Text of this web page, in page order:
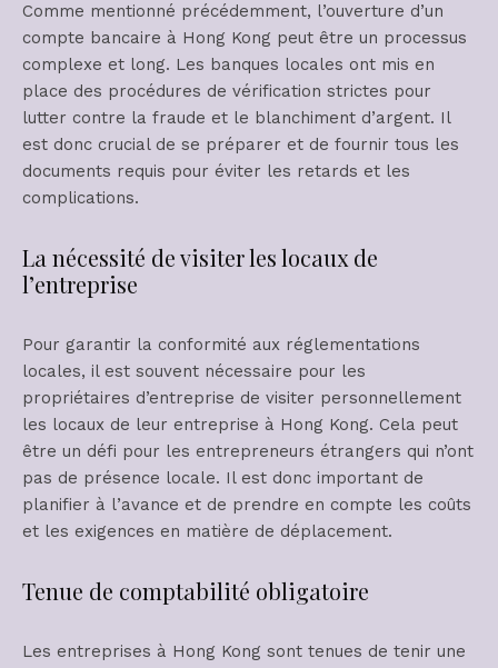
Comme mentionné précédemment, l’ouverture d’un
compte bancaire à Hong Kong peut être un processus
complexe et long. Les banques locales ont mis en
place des procédures de vérification strictes pour
lutter contre la fraude et le blanchiment d’argent. Il
est donc crucial de se préparer et de fournir tous les
documents requis pour éviter les retards et les
complications.
La nécessité de visiter les locaux de
l’entreprise
Pour garantir la conformité aux réglementations
locales, il est souvent nécessaire pour les
propriétaires d’entreprise de visiter personnellement
les locaux de leur entreprise à Hong Kong. Cela peut
être un défi pour les entrepreneurs étrangers qui n’ont
pas de présence locale. Il est donc important de
planifier à l’avance et de prendre en compte les coûts
et les exigences en matière de déplacement.
Tenue de comptabilité obligatoire
Les entreprises à Hong Kong sont tenues de tenir une